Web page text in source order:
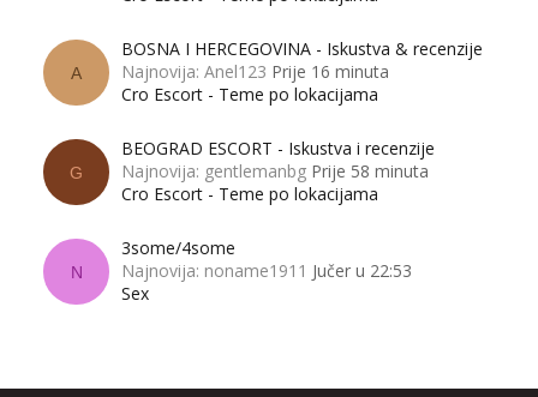
A
BOSNA I HERCEGOVINA - Iskustva & recenzije
Najnovija: Anel123 Prije 16 minuta
Cro Escort - Teme po lokacijama
G
BEOGRAD ESCORT - Iskustva i recenzije
Najnovija: gentlemanbg Prije 58 minuta
Cro Escort - Teme po lokacijama
N
3some/4some
Najnovija: noname1911 Jučer u 22:53
Sex